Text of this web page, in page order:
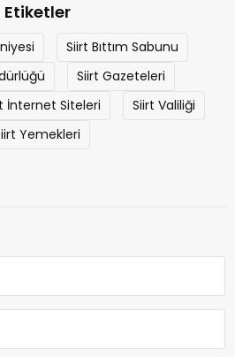
Etiketler
Siirt Bıttım Sabunu
Siirt Gazeteleri
İnternet Siteleri
Siirt Valiliği
Yemekleri